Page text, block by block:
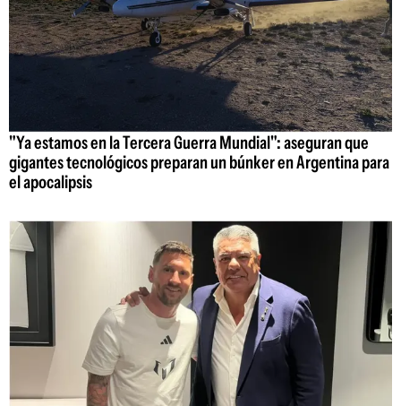
"Ya estamos en la Tercera Guerra Mundial": aseguran que
gigantes tecnológicos preparan un búnker en Argentina para
el apocalipsis